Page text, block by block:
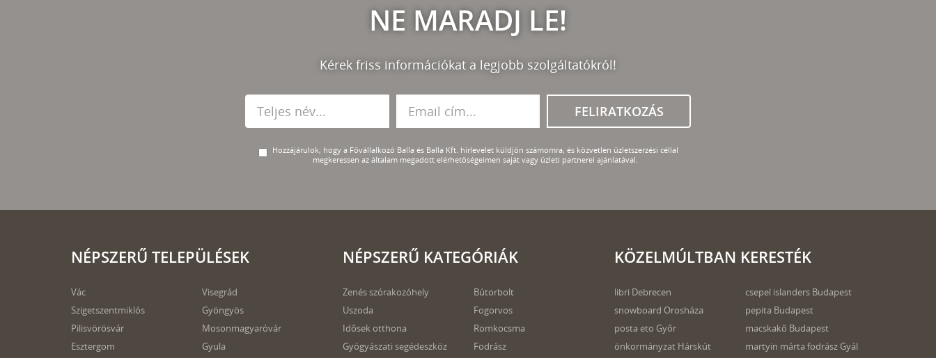
NE MARADJ LE!
Kérek friss információkat a legjobb szolgáltatókról!
FELIRATKOZÁS
Hozzájárulok, hogy a Fővállalkozó Balla és Balla Kft. hírlevelet küldjön számomra, és közvetlen üzletszerzési céllal
megkeressen az általam megadott elérhetőségeimen saját vagy üzleti partnerei ajánlatával.
NÉPSZERŰ TELEPÜLÉSEK
Vác
Szigetszentmiklós
Pilisvörösvár
Esztergom
Visegrád
Gyöngyös
Mosonmagyaróvár
Gyula
NÉPSZERŰ KATEGÓRIÁK
Zenés szórakozóhely
Uszoda
Idősek otthona
Gyógyászati segédeszköz
Bútorbolt
Fogorvos
Romkocsma
Fodrász
KÖZELMÚLTBAN KERESTÉK
libri Debrecen
snowboard Orosháza
posta eto Győr
önkormányzat Hárskút
csepel islanders Budapest
pepita Budapest
macskakő Budapest
martyin márta fodrász Gyál